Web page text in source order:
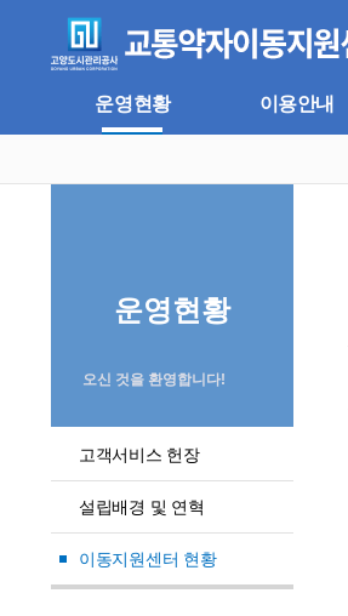
뉴
바
기
바
로
운영현황 이용안내
운영현황
오신 것을 환영합니다!
고객서비스 헌장
설립배경 및 연혁
이동지원센터 현황